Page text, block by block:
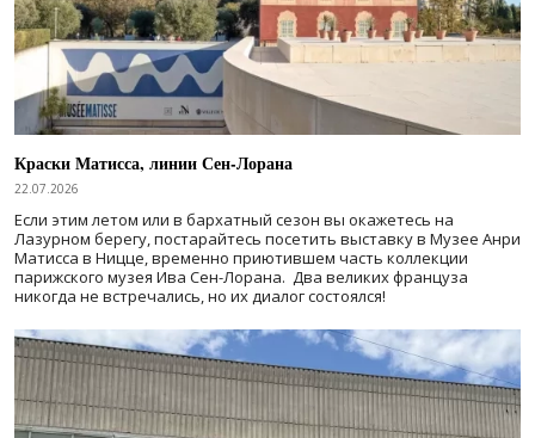
Краски Матисса, линии Сен-Лорана
22.07.2026
Если этим летом или в бархатный сезон вы окажетесь на
Лазурном берегу, постарайтесь посетить выставку в Музее Анри
Матисса в Ницце, временно приютившем часть коллекции
парижского музея Ива Сен-Лорана. Два великих француза
никогда не встречались, но их диалог состоялся!